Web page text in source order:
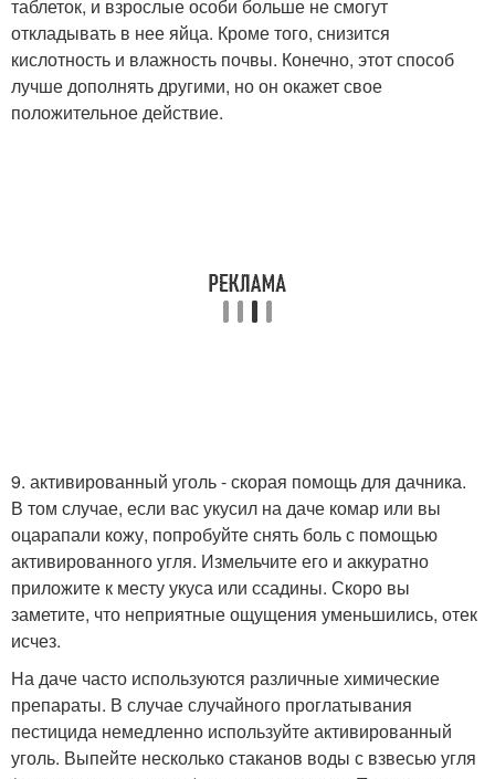
таблеток, и взрослые особи больше не смогут
откладывать в нее яйца. Кроме того, снизится
кислотность и влажность почвы. Конечно, этот способ
лучше дополнять другими, но он окажет свое
положительное действие.
9. активированный уголь - скорая помощь для дачника.
В том случае, если вас укусил на даче комар или вы
оцарапали кожу, попробуйте снять боль с помощью
активированного угля. Измельчите его и аккуратно
приложите к месту укуса или ссадины. Скоро вы
заметите, что неприятные ощущения уменьшились, отек
исчез.
На даче часто используются различные химические
препараты. В случае случайного проглатывания
пестицида немедленно используйте активированный
уголь. Выпейте несколько стаканов воды с взвесью угля